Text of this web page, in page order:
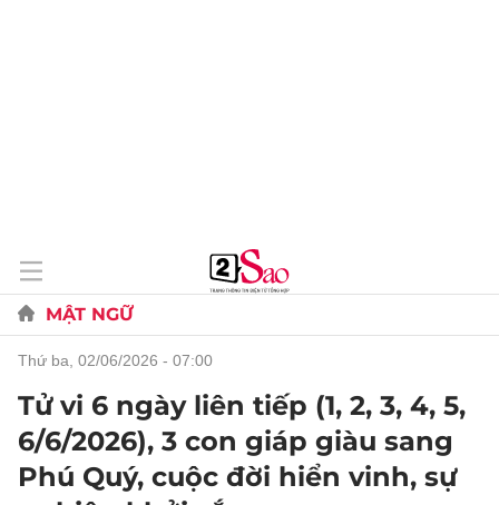
MẬT NGỮ
thứ ba, 02/06/2026 - 07:00
Tử vi 6 ngày liên tiếp (1, 2, 3, 4, 5,
6/6/2026), 3 con giáp giàu sang
Phú Quý, cuộc đời hiển vinh, sự